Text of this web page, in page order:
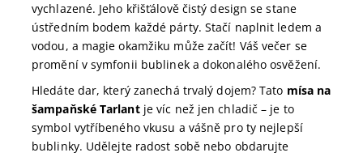
vychlazené. Jeho křišťálově čistý design se stane
ústředním bodem každé párty. Stačí naplnit ledem a
vodou, a magie okamžiku může začít! Váš večer se
promění v symfonii bublinek a dokonalého osvěžení.
Hledáte dar, který zanechá trvalý dojem? Tato mísa na
šampaňské Tarlantje víc než jen chladič – je to
symbol vytříbeného vkusu a vášně pro ty nejlepší
bublinky. Udělejte radost sobě nebo obdarujte